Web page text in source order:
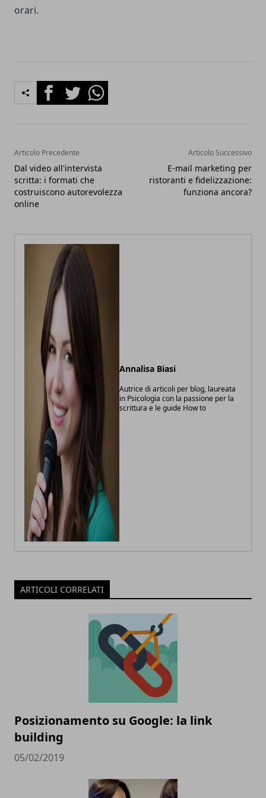
orari.
FacebookTwitterWhatsapp
Articolo Precedente
Dal video all'intervista
scritta: i formati che
costruiscono autorevolezza
online
Articolo Successivo
E-mail marketing per
ristoranti e fidelizzazione:
funziona ancora?
Annalisa Biasi
Autrice di articoli per blog, laureata
in Psicologia con la passione per la
scrittura e le guide How to
ARTICOLI CORRELATI
Posizionamento su Google: la link
building
05/02/2019